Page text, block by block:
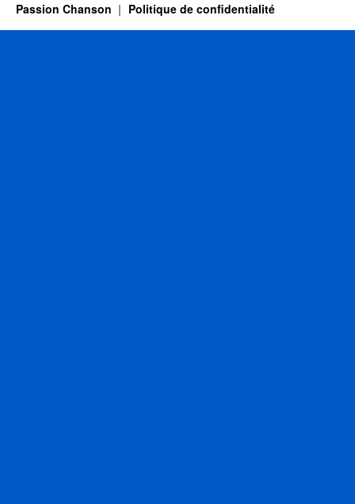
Passion Chanson Politique de confidentialité